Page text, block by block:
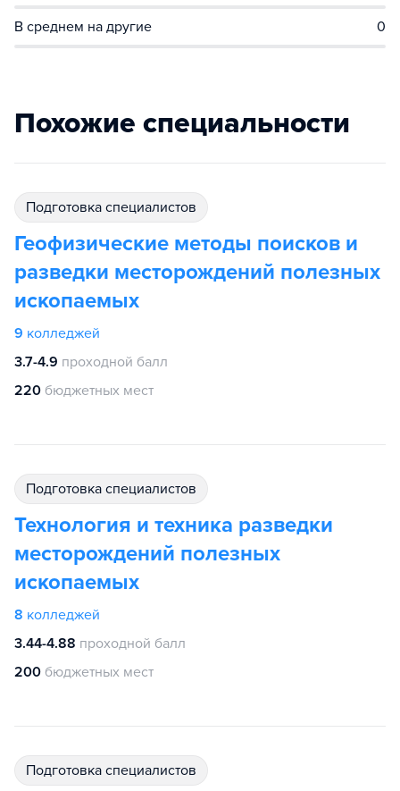
В среднем на другие 0
Похожие специальности
подготовка специалистов
Геофизические методы поисков и
разведки месторождений полезных
ископаемых
9 колледжей
3.7-4.9 проходной балл
220 бюджетных мест
подготовка специалистов
Технология и техника разведки
месторождений полезных
ископаемых
8 колледжей
3.44-4.88 проходной балл
200 бюджетных мест
подготовка специалистов